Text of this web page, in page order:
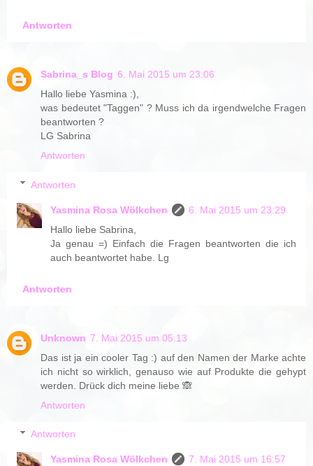
Antworten
Sabrina_s Blog 6. Mai 2015 um 23:06
Hallo liebe Yasmina :),
was bedeutet "Taggen" ? Muss ich da irgendwelche Fragen
beantworten ?
LG Sabrina
Antworten
Antworten
Yasmina Rosa Wölkchen
6. Mai 2015 um 23:29
Hallo liebe Sabrina,
Ja genau =) Einfach die Fragen beantworten die ich
auch beantwortet habe. Lg
Antworten
Unknown 7. Mai 2015 um 05:13
Das ist ja ein cooler Tag :) auf den Namen der Marke achte
ich nicht so wirklich, genauso wie auf Produkte die gehypt
werden. Drück dich meine liebe 🙈
Antworten
Antworten
Yasmina Rosa Wölkchen
7. Mai 2015 um 16:57